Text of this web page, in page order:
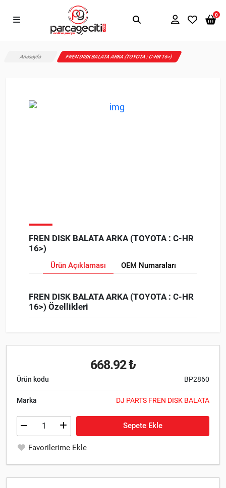
0
Anasayfa FREN DISK BALATA ARKA (TOYOTA : C-HR 16>)
FREN DISK BALATA ARKA (TOYOTA : C-HR
16>)
Ürün Açıklaması OEM Numaraları
FREN DISK BALATA ARKA (TOYOTA : C-HR
16>) Özellikleri
668.92 ₺
Ürün kodu BP2860
Marka DJ PARTS FREN DISK BALATA
Sepete Ekle
Favorilerime Ekle